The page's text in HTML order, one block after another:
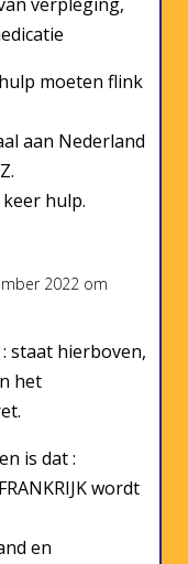
moeten flink
aan Nederland
hulp.
2022 om
staat hierboven,
het
is dat :
wordt
en